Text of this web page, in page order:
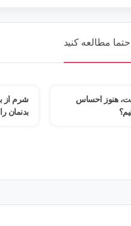
مطالعه کنید
رابطه ما با
وقتی
| چرا از